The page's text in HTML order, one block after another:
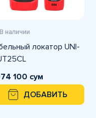
В наличии
локатор UNI-
100 сум
ДОБАВИТЬ